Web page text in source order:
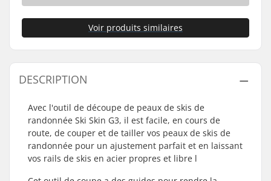
Voir produits similaires
DESCRIPTION
Avec l'outil de découpe de peaux de skis de
randonnée Ski Skin G3, il est facile, en cours de
route, de couper et de tailler vos peaux de skis de
randonnée pour un ajustement parfait et en laissant
vos rails de skis en acier propres et libre l